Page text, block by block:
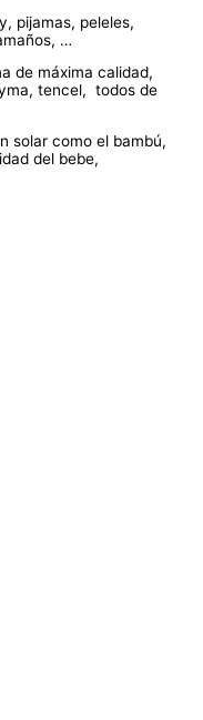
pijamas, peleles,
…
de máxima calidad,
tencel, todos de
solar como el bambú,
del bebe,